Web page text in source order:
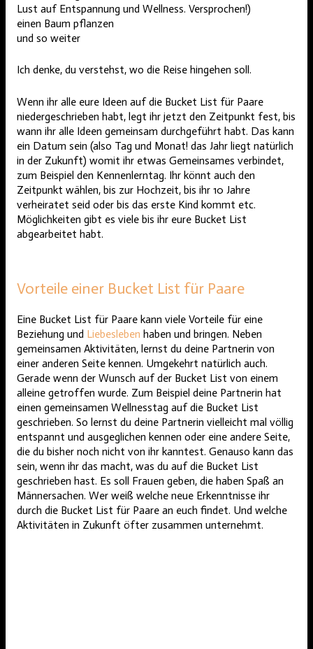
Lust auf Entspannung und Wellness. Versprochen!)
einen Baum pflanzen
und so weiter
Ich denke, du verstehst, wo die Reise hingehen soll.
Wenn ihr alle eure Ideen auf die Bucket List für Paare
niedergeschrieben habt, legt ihr jetzt den Zeitpunkt fest, bis
wann ihr alle Ideen gemeinsam durchgeführt habt. Das kann
ein Datum sein (also Tag und Monat! das Jahr liegt natürlich
in der Zukunft) womit ihr etwas Gemeinsames verbindet,
zum Beispiel den Kennenlerntag. Ihr könnt auch den
Zeitpunkt wählen, bis zur Hochzeit, bis ihr 10 Jahre
verheiratet seid oder bis das erste Kind kommt etc.
Möglichkeiten gibt es viele bis ihr eure Bucket List
abgearbeitet habt.
Vorteile einer Bucket List für Paare
Eine Bucket List für Paare kann viele Vorteile für eine
Beziehung und Liebesleben haben und bringen. Neben
gemeinsamen Aktivitäten, lernst du deine Partnerin von
einer anderen Seite kennen. Umgekehrt natürlich auch.
Gerade wenn der Wunsch auf der Bucket List von einem
alleine getroffen wurde. Zum Beispiel deine Partnerin hat
einen gemeinsamen Wellnesstag auf die Bucket List
geschrieben. So lernst du deine Partnerin vielleicht mal völlig
entspannt und ausgeglichen kennen oder eine andere Seite,
die du bisher noch nicht von ihr kanntest. Genauso kann das
sein, wenn ihr das macht, was du auf die Bucket List
geschrieben hast. Es soll Frauen geben, die haben Spaß an
Männersachen. Wer weiß welche neue Erkenntnisse ihr
durch die Bucket List für Paare an euch findet. Und welche
Aktivitäten in Zukunft öfter zusammen unternehmt.